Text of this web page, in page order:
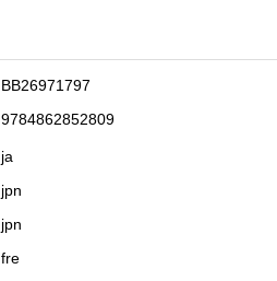
BB26971797
9784862852809
ja
jpn
jpn
fre